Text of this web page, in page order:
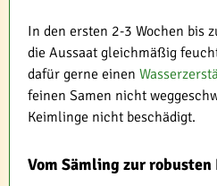
In den ersten 2-3 Wochen bis
die Aussaat gleichmäßig
dafür gerne einen
feinen Samen nicht
Keimlinge nicht beschädigt.
Vom Sämling zur robusten